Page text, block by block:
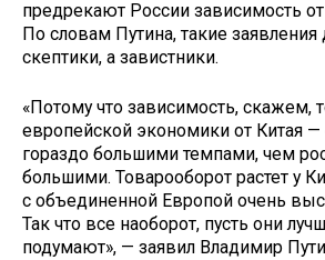
предрекают России зависимость
По словам Путина, такие
скептики, а завистники.
«Потому что зависимость, скажем,
европейской экономики от Китая —
гораздо большими темпами, чем
большими. Товарооборот растет у
с объединенной Европой очень
Так что все наоборот, пусть они
подумают», — заявил Владимир